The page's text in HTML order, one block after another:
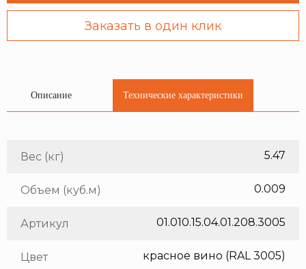
Заказать в один клик
Описание Технические характеристики
Вес (кг) 5.47
Объем (куб.м) 0.009
Артикул 01.010.15.04.01.208.3005
Цвет красное вино (RAL 3005)